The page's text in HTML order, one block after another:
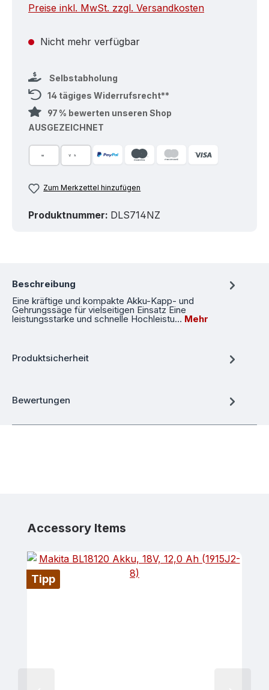
Preise inkl. MwSt. zzgl. Versandkosten
Nicht mehr verfügbar
Selbstabholung
14 tägiges Widerrufsrecht**
97 % bewerten unseren Shop
AUSGEZEICHNET
Zum Merkzettel hinzufügen
Produktnummer: DLS714NZ
Beschreibung
Eine kräftige und kompakte Akku-Kapp- und
Gehrungssäge für vielseitigen Einsatz Eine
leistungsstarke und schnelle Hochleistu… Mehr
Produktsicherheit
Bewertungen
Produktgalerie überspringen
Accessory Items
Tipp